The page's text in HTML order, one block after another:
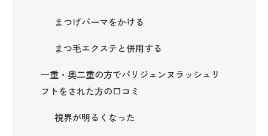
まつげパーマをかける
まつ毛エクステと併用する
一重・奥二重の方でパリジェンヌラッシュリ
フトをされた方の口コミ
視界が明るくなった